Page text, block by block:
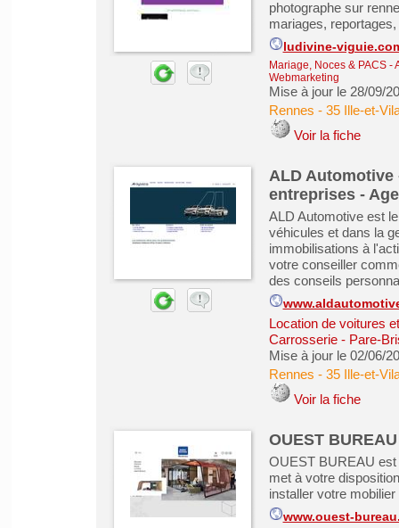
photographe sur
mariages,
ludivine-
Mariage, Noces & PACS-
Webmarketing
Mise à jour le 28/09/
Rennes - 35 Ille-et-
Voir la fiche
ALD
entreprises -
ALD Automotive est
véhicules et dans la
immobilisations à
votre conseiller
des conseils
Location de voitures
Carrosserie - Pare-
Mise à jour le 02/06/
Rennes - 35 Ille-et-
Voir la fiche
OUEST BUREAU
OUEST BUREAU
met à votre
installer votre
www.ouest-